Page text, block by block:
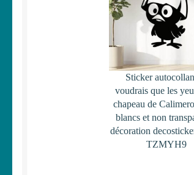
Sticker
voudrais que les
chapeau de
blancs et non
décoration
TZMYH9